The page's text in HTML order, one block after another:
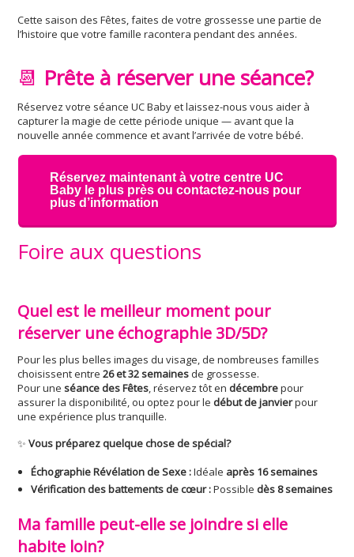
Cette saison des Fêtes, faites de votre grossesse une partie de
l’histoire que votre famille racontera pendant des années.
📆 Prête à réserver une séance?
Réservez votre séance UC Baby et laissez-nous vous aider à
capturer la magie de cette période unique — avant que la
nouvelle année commence et avant l’arrivée de votre bébé.
Réservez maintenant à votre centre UC
Baby le plus près ou contactez-nous pour
plus d’information
Foire aux questions
Quel est le meilleur moment pour
réserver une échographie 3D/5D?
Pour les plus belles images du visage, de nombreuses familles
choisissent entre26 et 32 semainesde grossesse.
Pour uneséance des Fêtes, réservez tôt en décembrepour
assurer la disponibilité, ou optez pour le début de janvierpour
une expérience plus tranquille.
✨Vous préparez quelque chose de spécial?
Échographie Révélation de Sexe :Idéale après 16 semaines
Vérification des battements de cœur :Possible dès 8 semaines
Ma famille peut-elle se joindre si elle
habite loin?